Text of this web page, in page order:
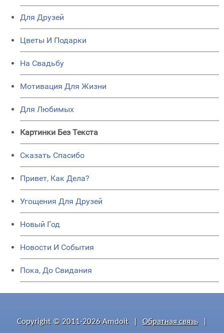
Для Друзей
Цветы И Подарки
На Свадьбу
Мотивация Для Жизни
Для Любимых
Картинки Без Текста
Сказать Спасибо
Привет, Как Дела?
Угощения Для Друзей
Новый Год
Новости И События
Пока, До Свидания
Copyright © 2011-2026 Amdoit Обратная связь